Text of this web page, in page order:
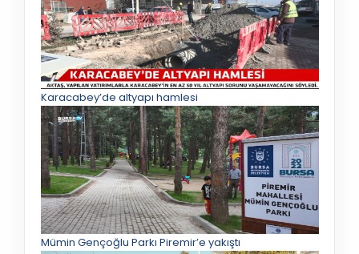
Karacabey’de altyapı hamlesi
Mümin Gençoğlu Parkı Piremir’e yakıştı